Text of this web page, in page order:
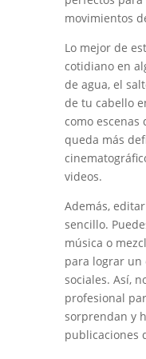
movimientos
Lo mejor de
cotidiano en
de agua, el
de tu cabello
como escenas
queda más
videos.
Además,
sencillo.
música o
para lograr un
sociales. Así,
profesional
sorprendan y
publicaciones